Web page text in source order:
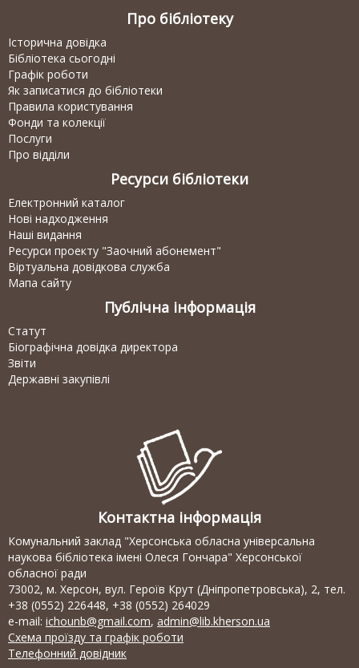
Про бібліотеку
Історична довідка
Бібліотека сьогодні
Графік роботи
Як записатися до бібліотеки
Правила користування
Фонди та колекції
Послуги
Про відділи
Ресурси бібліотеки
Електронний каталог
Нові надходження
Наші видання
Ресурси проекту "Заочний абонемент"
Віртуальна довідкова служба
Мапа сайту
Публічна інформація
Статут
Біографічна довідка директора
Звіти
Державні закупівлі
Контактна інформація
Комунальний заклад "Херсонська обласна універсальна
наукова бібліотека імені Олеся Гончара" Херсонської
обласної ради
73002, м. Херсон, вул. Героїв Крут (Дніпропетровська), 2, тел.
+38 (0552) 226448, +38 (0552) 264029
e-mail: ichounb@gmail.com, admin@lib.kherson.ua
Схема проїзду та графік роботи
Телефонний довідник